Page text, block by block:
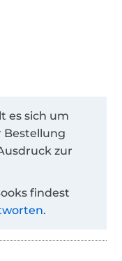
es sich um
Bestellung
zur
findest
.